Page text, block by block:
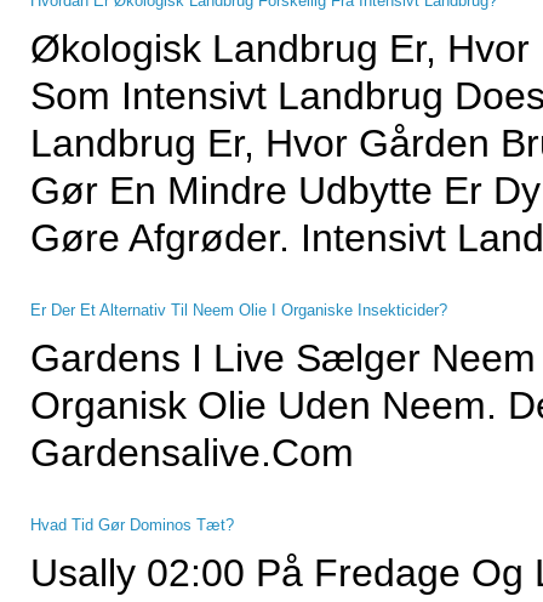
Økologisk Landbrug Er,
Som Intensivt Landbrug
Landbrug Er, Hvor Gården
Gør En Mindre Udbytte Er
Gøre Afgrøder. Intensivt
Er Der Et Alternativ Til Neem Olie I Organiske Insekticider?
Gardens I Live Sælger
Organisk Olie Uden Neem.
Gardensalive.com
Hvad Tid Gør Dominos Tæt?
Usally 02:00 På Fredage Og